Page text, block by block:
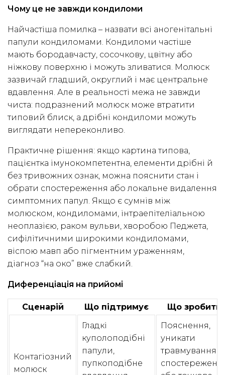
Чому це не завжди кондиломи
Найчастіша помилка – назвати всі аногенітальні
папули кондиломами. Кондиломи частіше
мають бородавчасту, сосочкову, цвітну або
ніжкову поверхню і можуть зливатися. Молюск
зазвичай гладший, округлий і має центральне
вдавлення. Але в реальності межа не завжди
чиста: подразнений молюск може втратити
типовий блиск, а дрібні кондиломи можуть
виглядати непереконливо.
Практичне рішення: якщо картина типова,
пацієнтка імунокомпетентна, елементи дрібні й
без тривожних ознак, можна пояснити стан і
обрати спостереження або локальне видалення
симптомних папул. Якщо є сумнів між
молюском, кондиломами, інтраепітеліальною
неоплазією, раком вульви, хворобою Педжета,
сифілітичними широкими кондиломами,
віспою мавп або пігментним ураженням,
діагноз “на око” вже слабкий.
Диференціація на прийомі
Сценарій Що підтримує Що зробити
Контагіозний
молюск
Гладкі
куполоподібні
папули,
пупкоподібне
Пояснення,
уникати
травмування,